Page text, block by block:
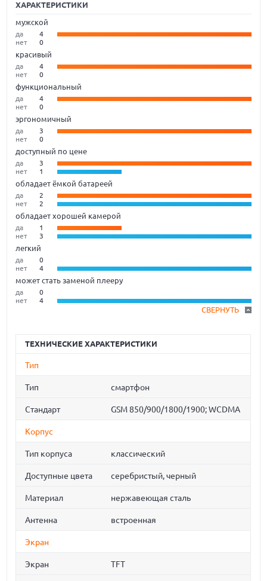
ХАРАКТЕРИСТИКИ
мужской
да
4
нет
0
красивый
да
4
нет
0
функциональный
да
4
нет
0
эргономичный
да
3
нет
0
доступный по цене
да
3
нет
1
обладает ёмкой батареей
да
2
нет
2
обладает хорошей камерой
да
1
нет
3
легкий
да
0
нет
4
может стать заменой плееру
да
0
нет
4
СВЕРНУТЬ
ТЕХНИЧЕСКИЕ ХАРАКТЕРИСТИКИ
Тип
Тип смартфон
Стандарт GSM 850/900/1800/1900; WCDMA
Корпус
Тип корпуса классический
Доступные цвета серебристый, черный
Материал нержавеющая сталь
Антенна встроенная
Экран
Экран TFT